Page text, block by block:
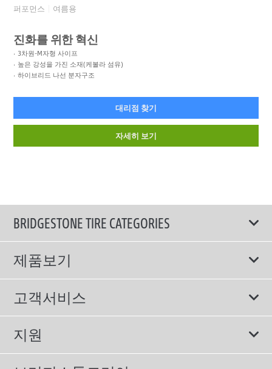
퍼포먼스 여름용
진화를 위한 혁신
3차원-M자형 사이프
높은 강성을 가진 소재(케볼라 섬유)
하이브리드 나선 분자구조
대리점 찾기
자세히 보기
BRIDGESTONE TIRE CATEGORIES
제품보기
모두
스포츠 타이어
컴포트 타이어
고객서비스
보증서비스
에너지소비효율등급제도
지원
이용약관